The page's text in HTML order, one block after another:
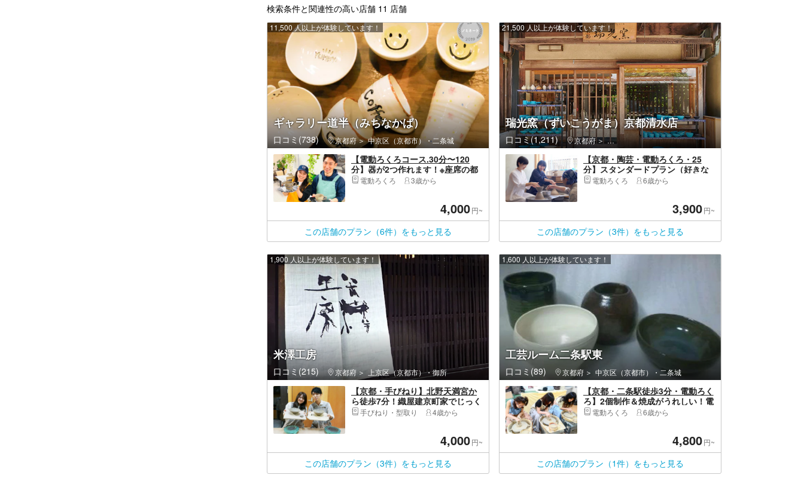
検索条件と関連性の高い店舗 11 店舗
ギャラリー道半（みちなかば）
口コミ(738) 京都府 中京区（京都市）・二条城
11,500 人以上が体験しています！
【電動ろくろコース.30分〜120
分】器が2つ作れます！※座席の都
合上見学は出来ません(5歳以下の
電動ろくろ 3歳から
4,000円~
この店舗のプラン（6件）をもっと見る
瑞光窯（ずいこうがま）京都清水店
口コミ(1,211) 京都府 東山区（京都市）・祇園・嵯峨野
21,500 人以上が体験しています！
【京都・陶芸・電動ろくろ・25
分】スタンダードプラン（好きな
形を丁寧に作れる人気のプラン）
電動ろくろ 6歳から
3,900円~
この店舗のプラン（3件）をもっと見る
米澤工房
口コミ(215) 京都府 上京区（京都市）・御所
1,900 人以上が体験しています！
【京都・手びねり】北野天満宮か
ら徒歩7分！織屋建京町家でじっく
り楽しむ陶芸体験！
手びねり・型取り 4歳から
4,000円~
この店舗のプラン（3件）をもっと見る
工芸ルーム二条駅東
口コミ(89) 京都府 中京区（京都市）・二条城
1,600 人以上が体験しています！
【京都・二条駅徒歩3分・電動ろく
ろ】2個制作＆焼成がうれしい！電
動ろくろ陶芸体験（60分）
電動ろくろ 6歳から
4,800円~
この店舗のプラン（1件）をもっと見る